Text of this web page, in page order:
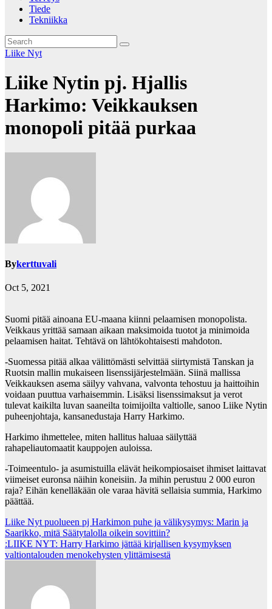
Tiede
Tekniikka
Liike Nyt
Liike Nytin pj. Hjallis
Harkimo: Veikkauksen
monopoli pitää purkaa
Bykerttuvali
Oct 5, 2021
Suomi pitää ainoana EU-maana kiinni pelaamisen monopolista.
Veikkaus yrittää samaan aikaan maksimoida tuotot ja minimoida
pelaamisen haitat. Tehtävä on lähtökohtaisesti mahdoton.
-Suomessa pitää alkaa välittömästi selvittää siirtymistä Tanskan ja
Ruotsin mallin mukaiseen lisenssijärjestelmään. Siinä mallissa
Veikkauksen asema säilyy vahvana, valvonta tehostuu ja haittoihin
voidaan puuttua varhaisemmin. Lisäksi lisenssimaksut ja verot
tulevat kaikilta luvan saaneilta toimijoilta valtiolle, sanoo Liike Nytin
puheenjohtaja, kansanedustaja Harry Harkimo.
Harkimo ihmettelee, miten hallitus haluaa säilyttää
rahapeliautomaatit kauppojen auloissa.
-Toimeentulo- ja asumistuilla elävät heikompiosaiset ihmiset laittavat
viimeiset euronsa näihin koneisiin. Ja mihin perustuu 2 000 euron
raja? Eihän kenelläkään ole varaa hävitä sellaisia summia, Harkimo
päättää.
Post
navigation
Liike Nyt puolueen pj Harkimon puhe ja välikysymys: Marin ja
Saarikko, mitä Säätytalolla oikein sovittiin?
:LIIKE NYT: Harry Harkimo jättää kirjallisen kysymyksen
valtiontalouden menokehysten ylittämisestä